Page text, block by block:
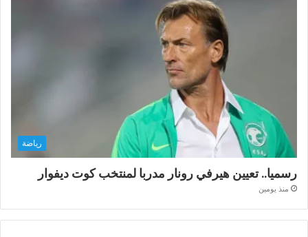
رياضة
رسميا.. تعيين هيرفي رونار مدربا لمنتخب كوت ديفوار
منذ يومين